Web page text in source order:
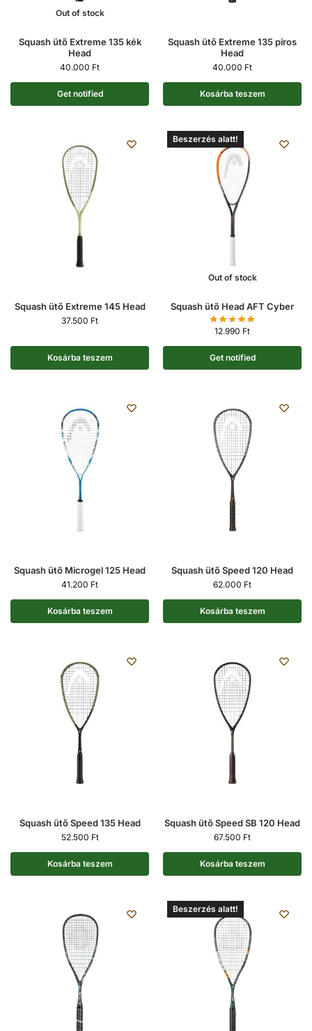
Out of stock
Squash ütő Extreme 135 kék
Head
40.000 Ft
Get notified
Squash ütő Extreme 135 piros
Head
40.000 Ft
Kosárba teszem
Squash ütő Extreme 145 Head
37.500 Ft
Kosárba teszem
Out of stock
Beszerzés alatt!
Squash ütő Head AFT Cyber
12.990 Ft
Get notified
Squash ütő Microgel 125 Head
41.200 Ft
Kosárba teszem
Squash ütő Speed 120 Head
62.000 Ft
Kosárba teszem
Squash ütő Speed 135 Head
52.500 Ft
Kosárba teszem
Squash ütő Speed SB 120 Head
67.500 Ft
Kosárba teszem
Beszerzés alatt!